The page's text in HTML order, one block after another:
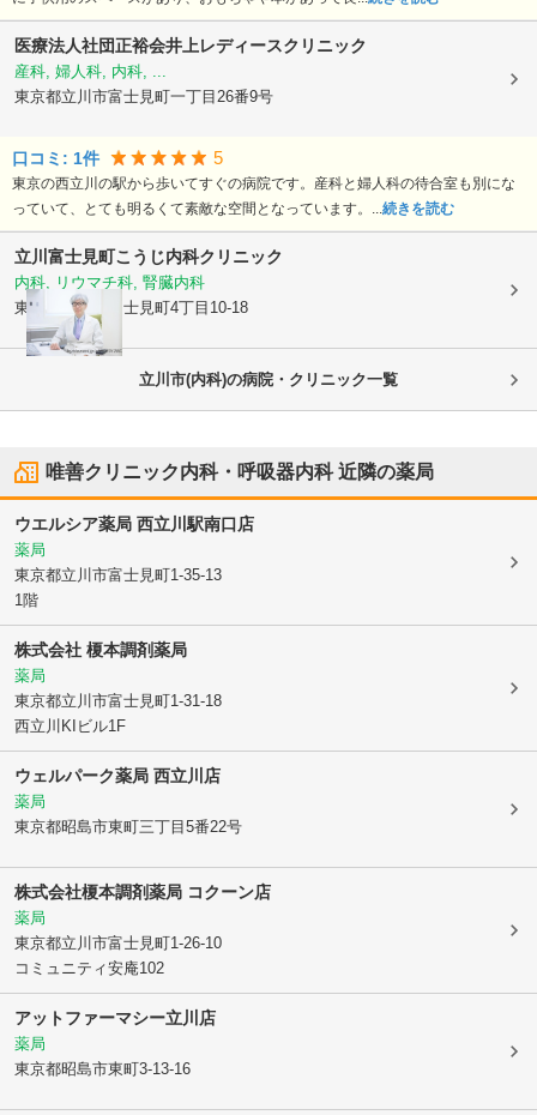
医療法人社団正裕会井上レディースクリニック
産科, 婦人科, 内科, ...
東京都立川市富士見町一丁目26番9号
口コミ: 1件 5
東京の西立川の駅から歩いてすぐの病院です。産科と婦人科の待合室も別にな
っていて、とても明るくて素敵な空間となっています。...続きを読む
立川富士見町こうじ内科クリニック
内科, リウマチ科, 腎臓内科
東京都立川市
富士見町4丁目10-18
立川市(内科)の病院・クリニック一覧
唯善クリニック内科・呼吸器内科近隣の薬局
ウエルシア薬局 西立川駅南口店
薬局
東京都立川市富士見町1-35-13
1階
株式会社 榎本調剤薬局
薬局
東京都立川市富士見町1-31-18
西立川KIビル1F
ウェルパーク薬局 西立川店
薬局
東京都昭島市東町三丁目5番22号
株式会社榎本調剤薬局 コクーン店
薬局
東京都立川市富士見町1-26-10
コミュニティ安庵102
アットファーマシー立川店
薬局
東京都昭島市東町3-13-16